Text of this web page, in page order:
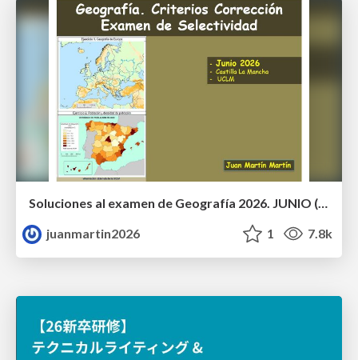
Soluciones al examen de Geografía 2026. JUNIO (Convocatoria Ordinaria)
juanmartin2026
1 7.8k